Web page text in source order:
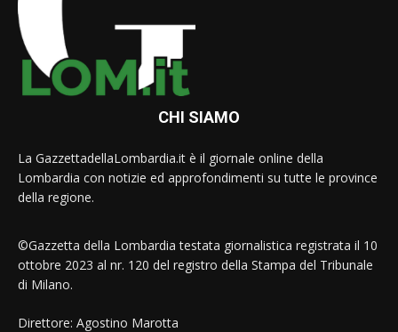
CHI SIAMO
La GazzettadellaLombardia.it è il giornale online della
Lombardia con notizie ed approfondimenti su tutte le province
della regione.
©Gazzetta della Lombardia testata giornalistica registrata il 10
ottobre 2023 al nr. 120 del registro della Stampa del Tribunale
di Milano.
Direttore: Agostino Marotta